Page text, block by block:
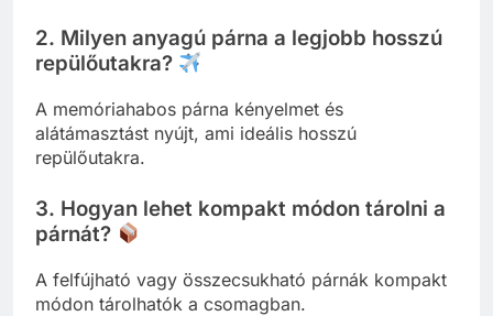
2. Milyen anyagú párna a legjobb hosszú
repülőutakra?
A memóriahabos párna kényelmet és
alátámasztást nyújt, ami ideális hosszú
repülőutakra.
3. Hogyan lehet kompakt módon tárolni a
párnát?
A felfújható vagy összecsukható párnák kompakt
módon tárolhatók a csomagban.